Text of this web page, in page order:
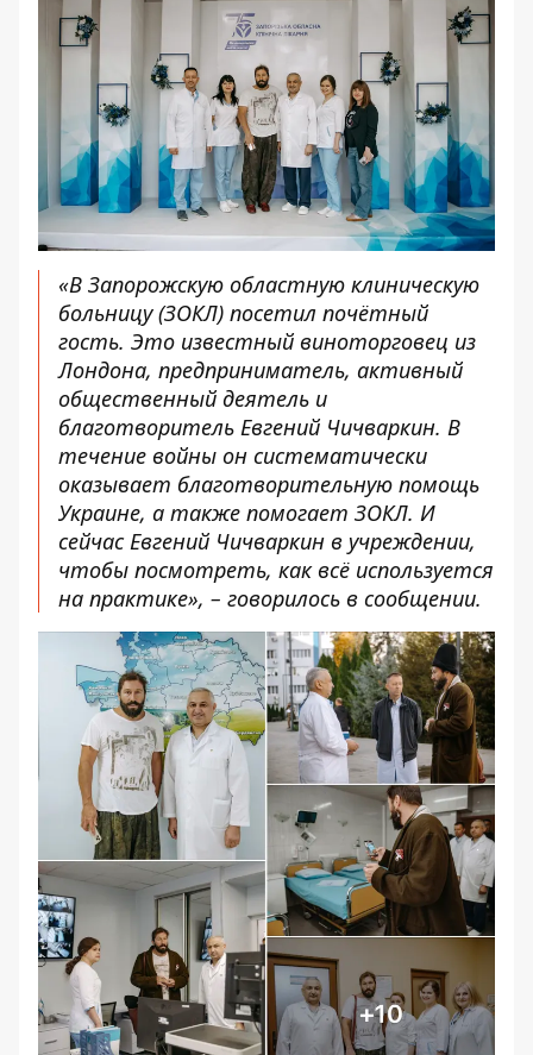
«В Запорожскую областную клиническую
больницу (ЗОКЛ) посетил почётный
гость. Это известный виноторговец из
Лондона, предприниматель, активный
общественный деятель и
благотворитель Евгений Чичваркин. В
течение войны он систематически
оказывает благотворительную помощь
Украине, а также помогает ЗОКЛ. И
сейчас Евгений Чичваркин в учреждении,
чтобы посмотреть, как всё используется
на практике», – говорилось в сообщении.